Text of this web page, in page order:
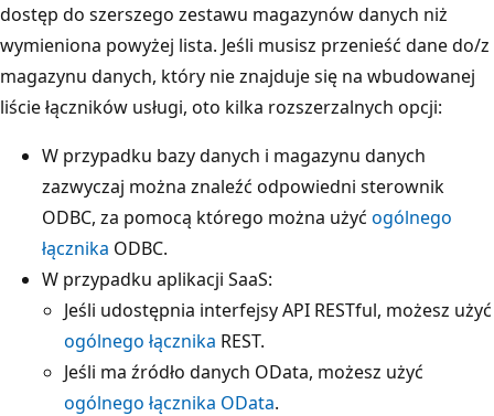
dostęp do szerszego zestawu magazynów danych niż
wymieniona powyżej lista. Jeśli musisz przenieść dane do/z
magazynu danych, który nie znajduje się na wbudowanej
liście łączników usługi, oto kilka rozszerzalnych opcji:
W przypadku bazy danych i magazynu danych
zazwyczaj można znaleźć odpowiedni sterownik
ODBC, za pomocą którego można użyć ogólnego
łącznika ODBC.
W przypadku aplikacji SaaS:
Jeśli udostępnia interfejsy API RESTful, możesz użyć
ogólnego łącznika REST.
Jeśli ma źródło danych OData, możesz użyć
ogólnego łącznika OData.